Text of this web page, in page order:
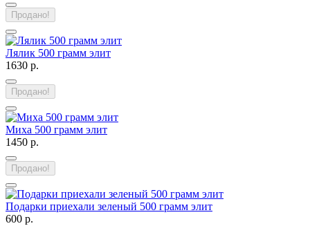
Продано!
Лялик 500 грамм элит
1630 р.
Продано!
Миха 500 грамм элит
1450 р.
Продано!
Подарки приехали зеленый 500 грамм элит
600 р.